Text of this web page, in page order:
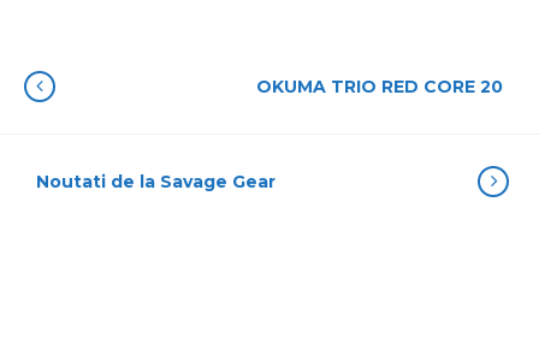
OKUMA TRIO RED CORE 20
Noutati de la Savage Gear